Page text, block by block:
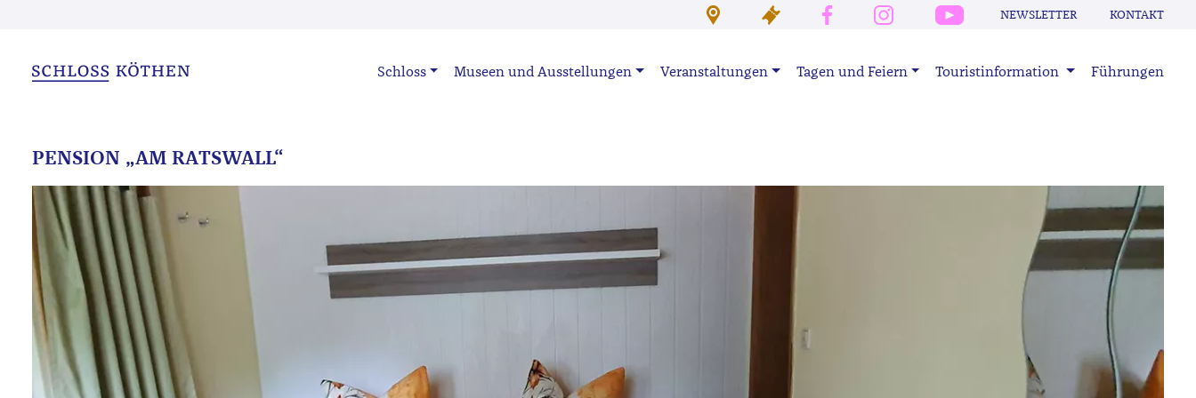
NEWSLETTER KONTAKT
Schloss Museen und Ausstellungen Veranstaltungen Tagen und Feiern Touristinformation Führungen
PENSION „AM RATSWALL“